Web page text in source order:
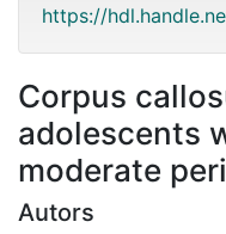
https://
Corpus
adolescents
moderate
Autors